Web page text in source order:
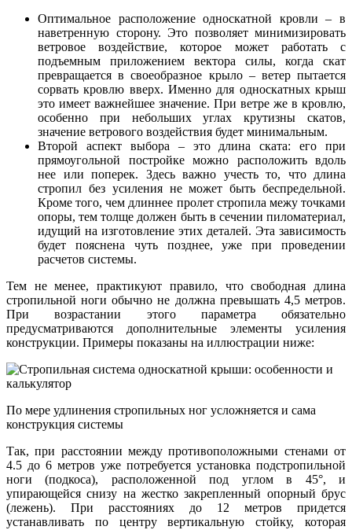
Оптимальное расположение односкатной кровли – в
наветренную сторону. Это позволяет минимизировать
ветровое воздействие, которое может работать с
подъемным приложением вектора силы, когда скат
превращается в своеобразное крыло – ветер пытается
сорвать кровлю вверх. Именно для односкатных крыш
это имеет важнейшее значение. При ветре же в кровлю,
особенно при небольших углах крутизны скатов,
значение ветрового воздействия будет минимальным.
Второй аспект выбора – это длина ската: его при
прямоугольной постройке можно расположить вдоль
нее или поперек. Здесь важно учесть то, что длина
стропил без усиления не может быть беспредельной.
Кроме того, чем длиннее пролет стропила межу точками
опоры, тем толще должен быть в сечении пиломатериал,
идущий на изготовление этих деталей. Эта зависимость
будет пояснена чуть позднее, уже при проведении
расчетов системы.
Тем не менее, практикуют правило, что свободная длина
стропильной ноги обычно не должна превышать 4,5 метров.
При возрастании этого параметра обязательно
предусматриваются дополнительные элементы усиления
конструкции. Примеры показаны на иллюстрации ниже:
По мере удлинения стропильных ног усложняется и сама
конструкция системы
Так, при расстоянии между противоположными стенами от
4.5 до 6 метров уже потребуется установка подстропильной
ноги (подкоса), расположенной под углом в 45°, и
упирающейся снизу на жестко закрепленный опорный брус
(лежень). При расстояниях до 12 метров придется
устанавливать по центру вертикальную стойку, которая